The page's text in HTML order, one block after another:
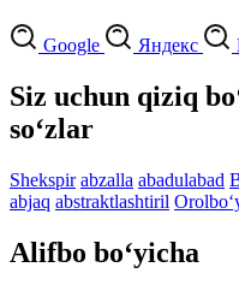
Google Яндекс
Siz uchun qiziq
so‘zlar
Shekspir abzalla abadulabad
abjaq abstraktlashtiril
Alifbo bo‘yicha